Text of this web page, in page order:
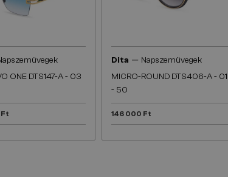
ONE DTS147-A - 03
Dita — Napszemüvegek
MICRO-ROUND DTS406-A - 01
- 50
146 000 Ft